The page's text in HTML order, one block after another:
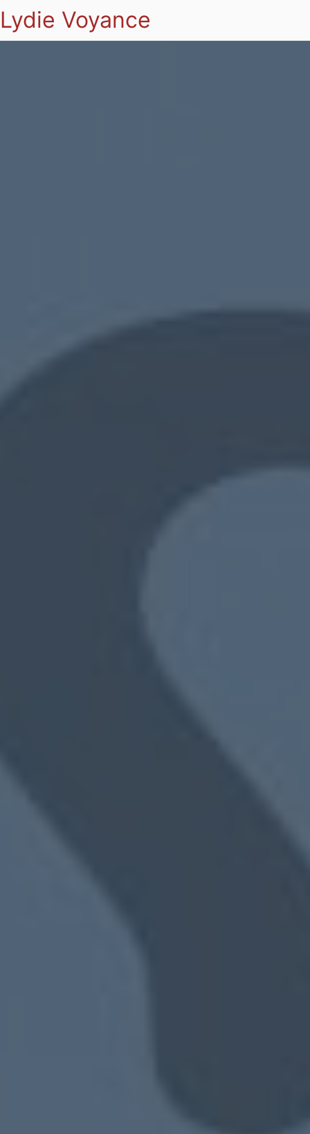
Lydie Voyance